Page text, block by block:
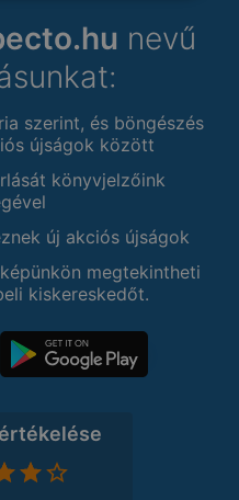
nevű
szerint, és böngészés
újságok között
könyvjelzőink
új akciós újságok
megtekintheti
kiskereskedőt.